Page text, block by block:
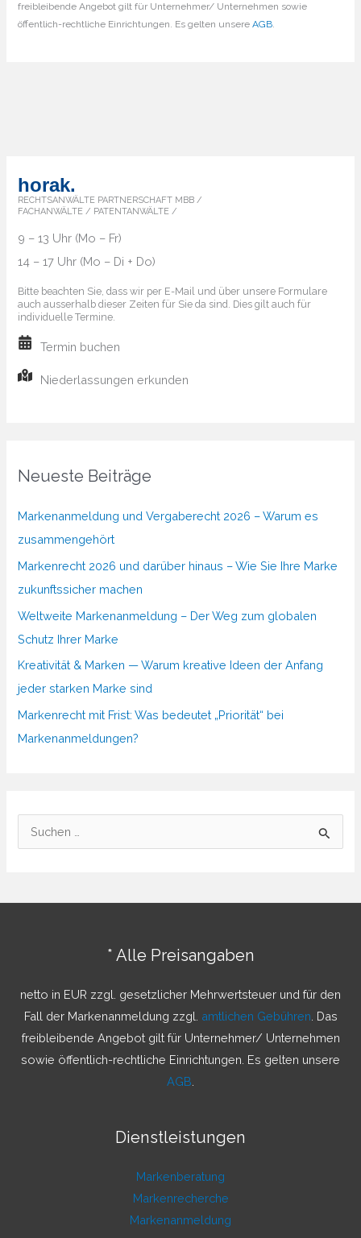
freibleibende Angebot gilt für Unternehmer/ Unternehmen sowie
öffentlich-rechtliche Einrichtungen. Es gelten unsereAGB.
horak.
RECHTSANWÄLTE PARTNERSCHAFT MBB /
FACHANWÄLTE / PATENTANWÄLTE /
9 – 13 Uhr (Mo – Fr)
14 – 17 Uhr (Mo – Di + Do)
Bitte beachten Sie, dass wir per E-Mail und über unsere Formulare
auch ausserhalb dieser Zeiten für Sie da sind. Dies gilt auch für
individuelle Termine.
Termin buchen
Niederlassungen erkunden
Neueste Beiträge
Markenanmeldung und Vergaberecht 2026 – Warum es
zusammengehört
Markenrecht 2026 und darüber hinaus – Wie Sie Ihre Marke
zukunftssicher machen
Weltweite Markenanmeldung – Der Weg zum globalen
Schutz Ihrer Marke
Kreativität & Marken — Warum kreative Ideen der Anfang
jeder starken Marke sind
Markenrecht mit Frist: Was bedeutet „Priorität“ bei
Markenanmeldungen?
u
h
* Alle Preisangaben
netto in EUR zzgl. gesetzlicher Mehrwertsteuer und für den
Fall der Markenanmeldung zzgl. amtlichen Gebühren . Das
freibleibende Angebot gilt für Unternehmer/ Unternehmen
sowie öffentlich-rechtliche Einrichtungen. Es gelten unsere
AGB
Dienstleistungen
Markenberatung
Markenrecherche
Markenanmeldung